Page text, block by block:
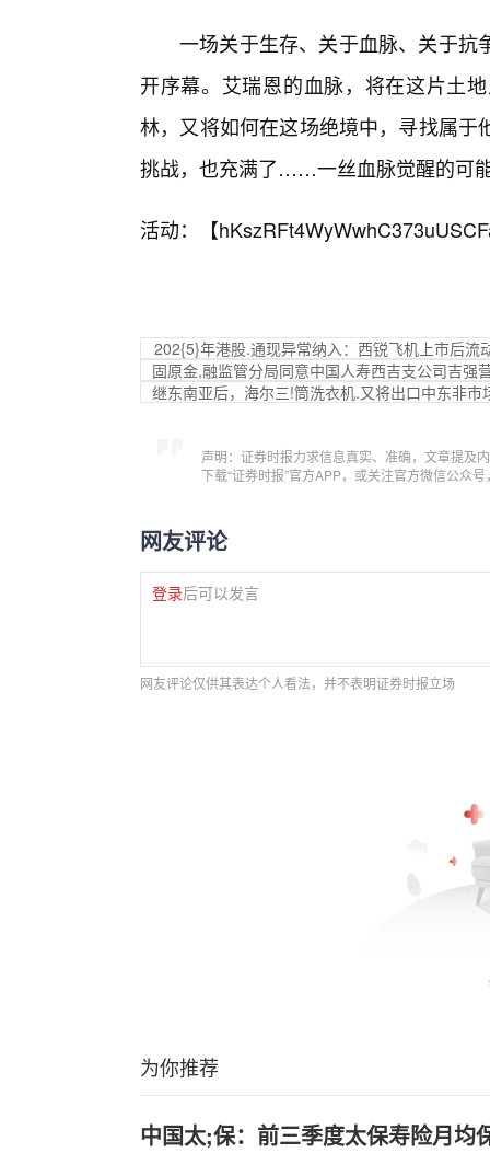
一场关于生存、关于血脉、关于抗
开序幕。艾瑞恩的血脉，将在这片土
林，又将如何在这场绝境中，寻找属
挑战，也充满了……一丝血脉觉醒的可
活动：【
202{5}年港股.通现异常纳入：西锐飞机上市后
固原金,融监管分局同意中国人寿西吉支公司吉强
继东南亚后，海尔三!筒洗衣机.又将出口中东非市
声明：证券时报力求信息真实、准确，文章提及
下载“证券时报”官方APP，或关注官方微信公众
网友评论
登录后可以发言
网友评论仅供其表达个人看法，并不表明证券时报立场
为你推荐
中国太;保：前三季度太保寿险月均